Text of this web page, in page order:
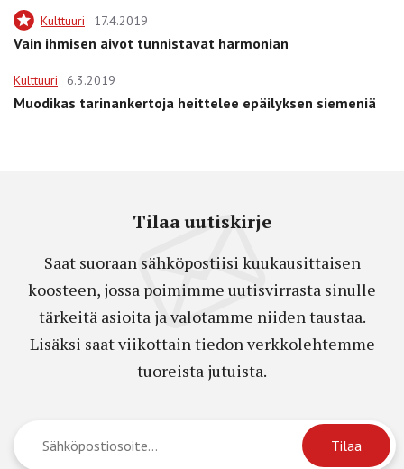
Kulttuuri 17.4.2019
Vain ihmisen aivot tunnistavat harmonian
Kulttuuri 6.3.2019
Muodikas tarinankertoja heittelee epäilyksen siemeniä
Tilaa uutiskirje
Saat suoraan sähköpostiisi kuukausittaisen
koosteen, jossa poimimme uutisvirrasta sinulle
tärkeitä asioita ja valotamme niiden taustaa.
Lisäksi saat viikottain tiedon verkkolehtemme
tuoreista jutuista.